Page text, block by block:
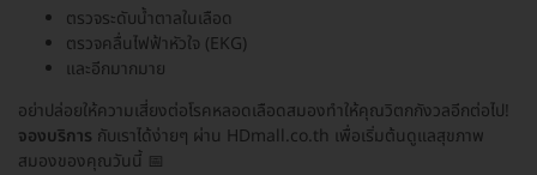
ตรวจระดับน้ำตาลในเลือด
ตรวจคลื่นไฟฟ้าหัวใจ (EKG)
และอีกมากมาย
อย่าปล่อยให้ความเสี่ยงต่อโรคหลอดเลือดสมองทำให้คุณวิตกกังวลอีกต่อไป!
จองบริการ กับเราได้ง่ายๆ ผ่าน HDmall.co.th เพื่อเริ่มต้นดูแลสุขภาพ
สมองของคุณวันนี้ 📅